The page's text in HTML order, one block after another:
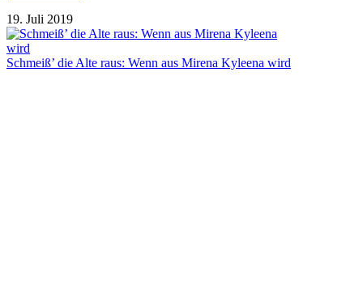
19. Juli 2019
Schmeiß’ die Alte raus: Wenn aus Mirena Kyleena wird